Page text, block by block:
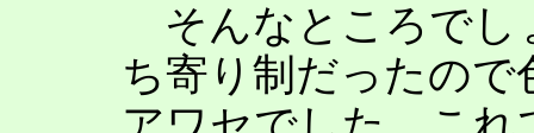
そんなところでし
ち寄り制だったの